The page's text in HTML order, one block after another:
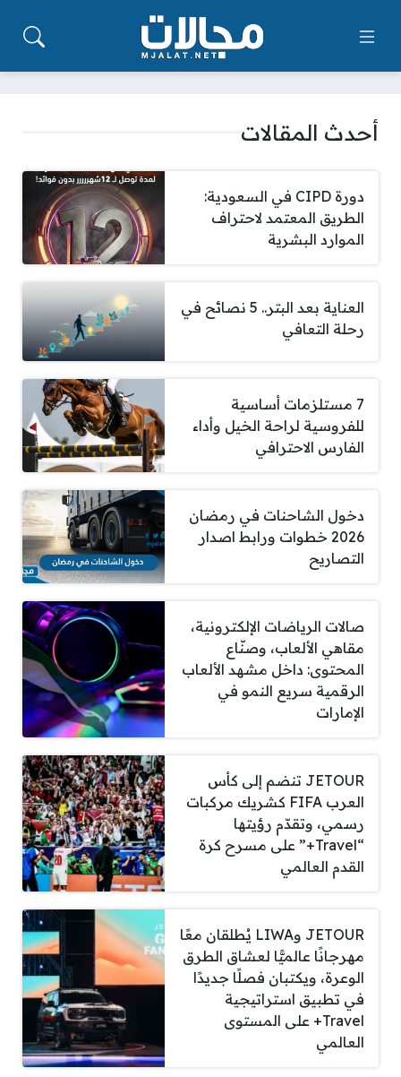
أحدث المقالات
دورة CIPD في السعودية:
الطريق المعتمد لاحتراف
الموارد البشرية
العناية بعد البتر.. 5 نصائح في
رحلة التعافي
7 مستلزمات أساسية
للفروسية لراحة الخيل وأداء
الفارس الاحترافي
دخول الشاحنات في رمضان
2026 خطوات ورابط اصدار
التصاريح
صالات الرياضات الإلكترونية،
مقاهي الألعاب، وصنّاع
المحتوى: داخل مشهد الألعاب
الرقمية سريع النمو في
الإمارات
JETOUR تنضم إلى كأس
العرب FIFA كشريك مركبات
رسمي، وتقدّم رؤيتها
“Travel+” على مسرح كرة
القدم العالمي
JETOUR وLIWA يُطلقان معًا
مهرجانًا عالميًّا لعشاق الطرق
الوعرة، ويكتبان فصلًا جديدًا
في تطبيق استراتيجية
Travel+ على المستوى
العالمي